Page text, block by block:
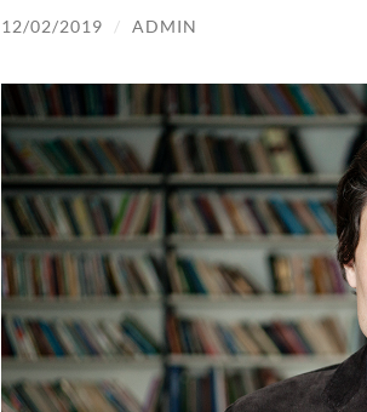
12/02/2019 / ADMIN